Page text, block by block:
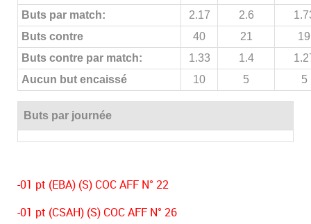
Buts par match:
2.17 2.6
Buts contre
40 21
19
Buts contre par match:
1.33 1.4
Aucun but encaissé
10 5 5
Buts par journée
-01 pt (EBA) (S) COC AFF N° 22
-01 pt (CSAH) (S) COC AFF N° 26